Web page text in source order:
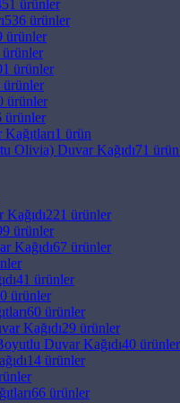
ürünler
536 ürünler
ürünler
ürünler
ürünler
ürünler
ürünler
ürünler
1 ürün
Olivia) Duvar Kağıdı71
221 ürünler
ürünler
Kağıdı67 ürünler
41 ürünler
0 ürünler
60 ürünler
Kağıdı29 ürünler
Duvar Kağıdı40 ürünler
14 ürünler
66 ürünler